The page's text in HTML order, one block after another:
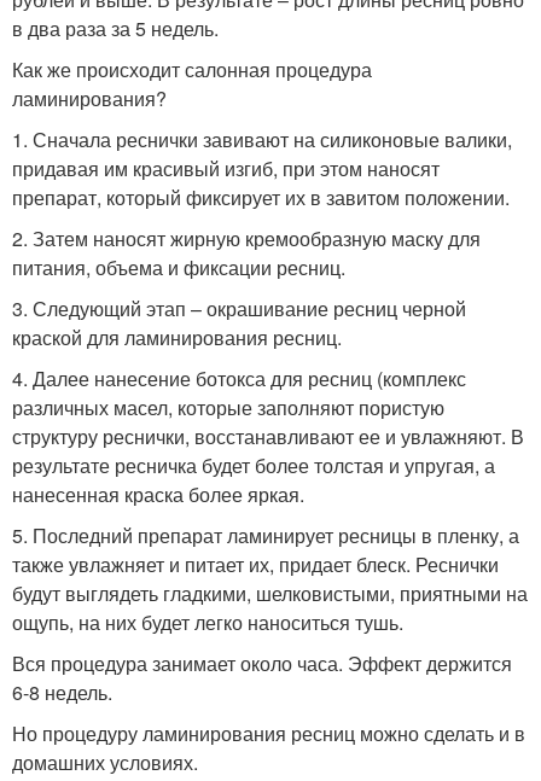
в два раза за 5 недель.
Как же происходит салонная процедура
ламинирования?
1. Сначала реснички завивают на силиконовые валики,
придавая им красивый изгиб, при этом наносят
препарат, который фиксирует их в завитом положении.
2. Затем наносят жирную кремообразную маску для
питания, объема и фиксации ресниц.
3. Следующий этап – окрашивание ресниц черной
краской для ламинирования ресниц.
4. Далее нанесение ботокса для ресниц (комплекс
различных масел, которые заполняют пористую
структуру реснички, восстанавливают ее и увлажняют. В
результате ресничка будет более толстая и упругая, а
нанесенная краска более яркая.
5. Последний препарат ламинирует ресницы в пленку, а
также увлажняет и питает их, придает блеск. Реснички
будут выглядеть гладкими, шелковистыми, приятными на
ощупь, на них будет легко наноситься тушь.
Вся процедура занимает около часа. Эффект держится
6-8 недель.
Но процедуру ламинирования ресниц можно сделать и в
домашних условиях.